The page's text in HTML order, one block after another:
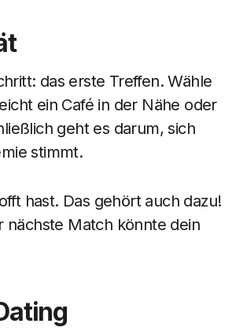
das erste Treffen. Wähle
ein Café in der Nähe oder
geht es darum, sich
stimmt.
hast. Das gehört auch dazu!
nächste Match könnte dein